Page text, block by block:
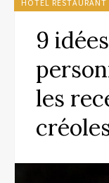
HÔTEL RESTAURANT
9
les